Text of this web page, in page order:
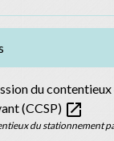
du contentieux
(CCSP) open_in_new
du stationnement